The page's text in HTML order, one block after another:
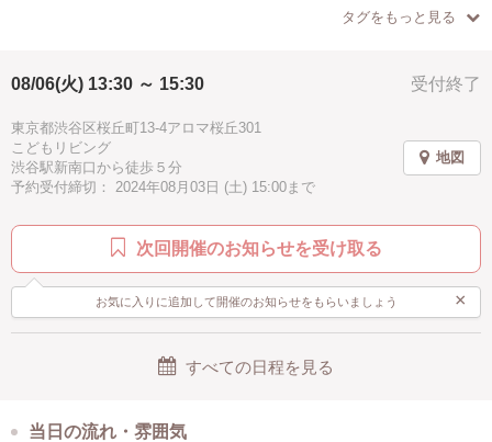
素敵
2時間 夏休み 子供向け 親子で参加
男性歓迎 シニア歓迎 お手頃
手ぶらOK
タグをもっと見る
受付終了
08/06(火) 13:30 ～ 15:30
東京都渋谷区桜丘町13-4アロマ桜丘301
こどもリビング
渋谷駅新南口から徒歩５分
予約受付締切： 2024年08月03日 (土) 15:00まで
地図
次回開催のお知らせを受け取る
お気に入りに追加して開催のお知らせをもらいましょう ×
すべての日程を見る
当日の流れ・雰囲気